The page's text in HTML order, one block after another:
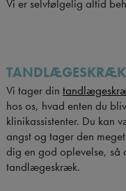
Vi er selvfølgelig altid
TANDLÆGESKRÆK
Vi tager din
hos os, hvad enten du
klinikassistenter. Du kan
angst og tager den
dig en god oplevelse, så
tandlægeskræk.